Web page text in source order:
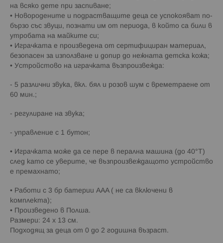
на всяко дете при заспиване;
• Новородените и подрастващите деца се успокояват по-
бързо със звуци, познати им от периода, в който са били в
утробата на майките си;
• Играчката е произведена от сертифициран материал,
безопасен за използване и допир до нежната детска кожа;
• Устройстово на играчката възпроизвежда:
- 5 различни звука, вкл. бял и розов шум с времетраене от
60 мин.;
- регулиране на звука;
- управление с 1 бутон;
• Играчката може да се пере в перална машина (до 40°Т)
след като се уверите, че възпроизвеждащото устройство
е премахнато;
• Работи с 3 бр батерии AAA ( не са включени в
комплекта);
• Произведено в Полша.
Размери: 24 х 13 см.
Подходящ за деца от 0 до 2 годишна възраст.